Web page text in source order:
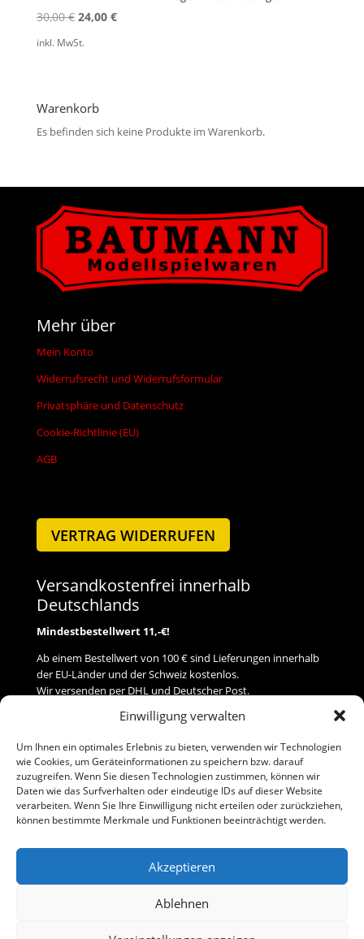
Einwilligung verwalten
Um Ihnen ein optimales Erlebnis zu bieten, verwenden wir Technologien
wie Cookies, um Geräteinformationen zu speichern bzw. darauf
zuzugreifen. Wenn Sie diesen Technologien zustimmen, können wir
Daten wie das Surfverhalten oder eindeutige IDs auf dieser Website
verarbeiten. Wenn Sie Ihre Einwilligung nicht erteilen oder zurückziehen,
können bestimmte Merkmale und Funktionen beeinträchtigt werden.
Akzeptieren
Ablehnen
30,00€ Ursprünglicher
24,00 €Aktueller
inkl. MwSt.
Warenkorb
Es befinden sich keine Produkte im Warenkorb.
Mehr über
Mein Konto
Widerrufsrecht und Widerrufsformular
Privatsphäre und Datenschutz
Cookie-Richtlinie (EU)
AGB
VERTRAG WIDERRUFEN
Versandkostenfrei innerhalb
Deutschlands
Mindestbestellwert 11,-€!
Ab einem Bestellwert von 100 € sind Lieferungen innerhalb
der EU-Länder und der Schweiz kostenlos.
Wir versenden per DHL und Deutscher Post.
Versand
Zahlung
Baumann Modellspielwaren
Telefon (0 91 61) 33 84